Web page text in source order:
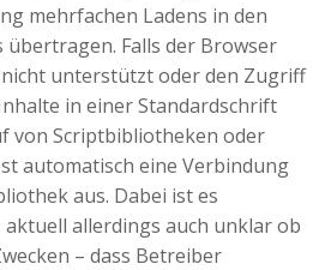
mehrfachen Ladens in den
übertragen. Falls der Browser
unterstützt oder den Zugriff
in einer Standardschrift
von Scriptbibliotheken oder
automatisch eine Verbindung
aus. Dabei ist es
allerdings auch unklar ob
– dass Betreiber